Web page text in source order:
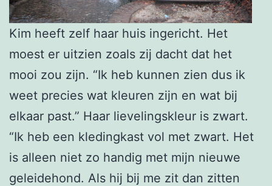
Kim heeft zelf haar huis ingericht. Het
moest er uitzien zoals zij dacht dat het
mooi zou zijn. “Ik heb kunnen zien dus ik
weet precies wat kleuren zijn en wat bij
elkaar past.” Haar lievelingskleur is zwart.
“Ik heb een kledingkast vol met zwart. Het
is alleen niet zo handig met mijn nieuwe
geleidehond. Als hij bij me zit dan zitten